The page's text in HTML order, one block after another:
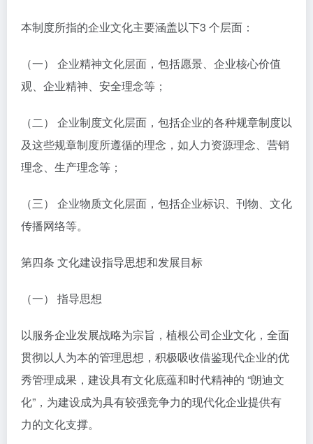
本制度所指的企业文化主要涵盖以下3 个层面：
（一） 企业精神文化层面，包括愿景、企业核心价值
观、企业精神、安全理念等；
（二） 企业制度文化层面，包括企业的各种规章制度以
及这些规章制度所遵循的理念，如人力资源理念、营销
理念、生产理念等；
（三） 企业物质文化层面，包括企业标识、刊物、文化
传播网络等。
第四条 文化建设指导思想和发展目标
（一） 指导思想
以服务企业发展战略为宗旨，植根公司企业文化，全面
贯彻以人为本的管理思想，积极吸收借鉴现代企业的优
秀管理成果，建设具有文化底蕴和时代精神的 “朗迪文
化”，为建设成为具有较强竞争力的现代化企业提供有
力的文化支撑。